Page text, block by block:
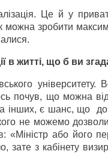
Це й у
можна зробити
в житті, що б ви
університету.
що можна
інших, є шанс, що до
не можемо
«Міністр або його
зате з кабінету